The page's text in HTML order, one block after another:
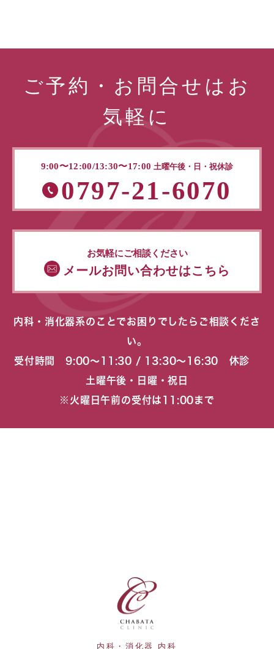
ご予約・お問合せはお
気軽に
9:00〜12:00/13:30〜17:00 土曜午後・日・祝休診
0797-21-6070
お気軽にご相談ください
メールお問い合わせはこちら
内科・消化器系のことでお困りでしたらご相談くださ
い。
受付時間 9:00〜11:30 / 13:30〜16:30 休診
土曜午後・日曜・祝日
※火曜日午前の受付は11:00まで
内科・消化器 内科